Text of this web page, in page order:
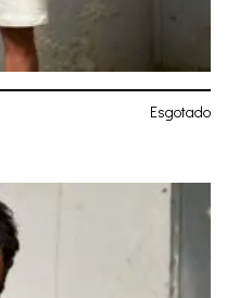
Esgotado